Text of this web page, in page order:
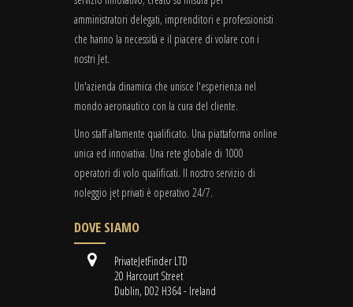
amministratori delegati, imprenditori e professionisti
che hanno la necessità e il piacere di volare con i
nostri Jet.
Un'azienda dinamica che unisce l'esperienza nel
mondo aeronautico con la cura del cliente.
Uno staff altamente qualificato. Una piattaforma online
unica ed innovativa. Una rete globale di 1000
operatori di volo qualificati. Il nostro servizio di
noleggio jet privati è operativo 24/7.
DOVE SIAMO
PrivateJetFinder LTD
20 Harcourt Street
Dublin, D02 H364 - Ireland